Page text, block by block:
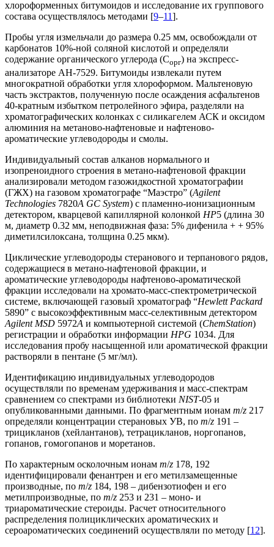
хлороформенных битумоидов и исследование их группового
состава осуществлялось методами [9–11].
Пробы угля измельчали до размера 0.25 мм, освобождали от
карбонатов 10%-ной соляной кислотой и определяли
содержание органического углерода (Сорг) на экспресс-
анализаторе АН-7529. Битумоиды извлекали путем
многократной обработки угля хлороформом. Мальтеновую
часть экстрактов, полученную после осаждения асфальтенов
40-кратным избытком петролейного эфира, разделяли на
хроматографических колонках с силикагелем АСК и оксидом
алюминия на метаново-нафтеновые и нафтеново-
ароматические углеводороды и смолы.
Индивидуальный состав алканов нормального и
изопреноидного строения в метано-нафтеновой фракции
анализировали методом газожидкостной хроматографии
(ГЖХ) на газовом хроматографе “Маэстро” (Agilent
Technologies 7820A GC System) с пламенно-ионизационным
детектором, кварцевой капиллярной колонкой HP5 (длина 30
м, диаметр 0.32 мм, неподвижная фаза: 5% дифенила + + 95%
диметилсилоксана, толщина 0.25 мкм).
Циклические углеводороды стеранового и терпанового рядов,
содержащиеся в метано-нафтеновой фракции, и
ароматические углеводороды нафтеново-ароматической
фракции исследовали на хромато-масс-спектрометрической
системе, включающей газовый хроматограф “Hewlett Packard
5890” с высокоэффективным масс-селективным детектором
Agilent MSD 5972A и компьютерной системой (ChemStation)
регистрации и обработки информации HPG 1034. Для
исследования пробу насыщенной или ароматической фракции
растворяли в пентане (5 мг/мл).
Идентификацию индивидуальных углеводородов
осуществляли по временам удерживания и масс-спектрам
сравнением со спектрами из библиотеки NISТ-05 и
опубликованными данными. По фрагментным ионам m/z 217
определяли концентрации стерановых УВ, по m/z 191 –
трицикланов (хейлантанов), тетрацикланов, норгопанов,
гопанов, гомогопанов и моретанов.
По характерным осколочным ионам m/z 178, 192
идентифицировали фенантрен и его метилзамещенные
производные, по m/z 184, 198 – дибензотиофен и его
метилпроизводные, по m/z 253 и 231 – моно- и
триароматические стероиды. Расчет относительного
распределения полициклических ароматических и
сероароматических соединений осуществляли по методу [12].